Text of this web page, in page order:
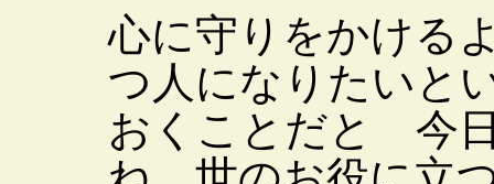
心に守りをかける
つ人になりたいと
おくことだと 今